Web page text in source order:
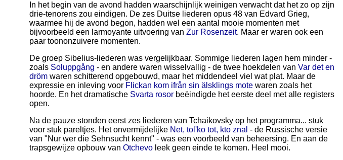
In het begin van de avond hadden waarschijnlijk weinigen verwacht dat het zo op zijn
drie-tenorens zou eindigen. De zes Duitse liederen opus 48 van Edvard Grieg,
waarmee hij de avond begon, hadden wel een aantal mooie momenten met
bijvoorbeeld een larmoyante uitvoering van Zur Rosenzeit. Maar er waren ook een
paar toononzuivere momenten.
De groep Sibelius-liederen was vergelijkbaar. Sommige liederen lagen hem minder -
zoals Soluppgång - en andere waren wisselvallig - de twee hoekdelen van Var det en
dröm waren schitterend opgebouwd, maar het middendeel viel wat plat. Maar de
expressie en inleving voor Flickan kom ifrån sin älsklings mote waren zoals het
hoorde. En het dramatische Svarta rosor beëindigde het eerste deel met alle registers
open.
Na de pauze stonden eerst zes liederen van Tchaikovsky op het programma... stuk
voor stuk pareltjes. Het onvermijdelijke Net, tol'ko tot, kto znal - de Russische versie
van "Nur wer die Sehnsucht kennt" - was een voorbeeld van beheersing. En aan de
trapsgewijze opbouw van Otchevo leek geen einde te komen. Heel mooi.